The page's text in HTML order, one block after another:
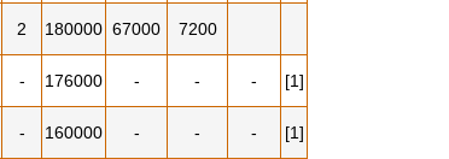
2 180000 67000 7200
- 176000 - - - [1]
- 160000 - - - [1]